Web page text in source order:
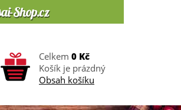
Celkem 0 Kč
Košík je prázdný
Obsah košíku